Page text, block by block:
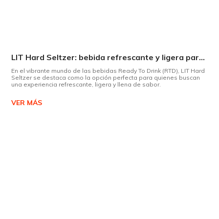
LIT Hard Seltzer: bebida refrescante y ligera para disfrutar de este verano
En el vibrante mundo de las bebidas Ready To Drink (RTD), LIT Hard
Seltzer se destaca como la opción perfecta para quienes buscan
una experiencia refrescante, ligera y llena de sabor.
VER MÁS